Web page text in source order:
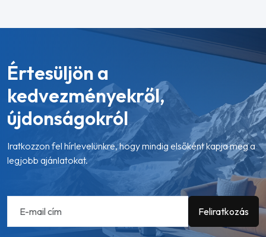
Értesüljön a
kedvezményekről,
újdonságokról
Iratkozzon fel hírlevelünkre, hogy mindig elsőként kapja meg a
legjobb ajánlatokat.